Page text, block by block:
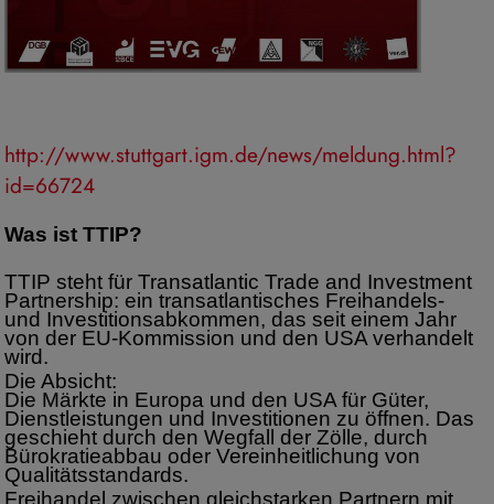
http://www.stuttgart.igm.de/news/meldung.html?
id=66724
Was ist TTIP?
TTIP steht für Transatlantic Trade and Investment
Partnership: ein transatlantisches Freihandels-
und Investitionsabkommen, das seit einem Jahr
von der EU-Kommission und den USA verhandelt
wird.
Die Absicht:
Die Märkte in Europa und den USA für Güter,
Dienstleistungen und Investitionen zu öffnen. Das
geschieht durch den Wegfall der Zölle, durch
Bürokratieabbau oder Vereinheitlichung von
Qualitätsstandards.
Freihandel zwischen gleichstarken Partnern mit